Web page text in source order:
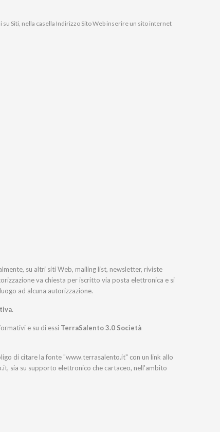
Siti, nella casella Indirizzo Sito Web inserire un sito internet
su altri siti Web, mailing list, newsletter, riviste
va chiesta per iscritto via posta elettronica e si
ad alcuna autorizzazione.
.
e su di essi TerraSalento 3.0 Società
di citare la fonte "www.terrasalento.it" con un link allo
sia su supporto elettronico che cartaceo, nell'ambito